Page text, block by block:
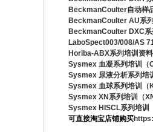
BeckmanCoulter自动样
BeckmanCoulter AU系
BeckmanCoulter DXC系
LaboSpect003/008/AS
Horiba-ABX系列培训资
Sysmex 血凝系列培训（
Sysmex 尿液分析系列培
Sysmex 血球系列培训（
Sysmex XN系列培训（
Sysmex HISCL系列培训
可直接淘宝店铺购买